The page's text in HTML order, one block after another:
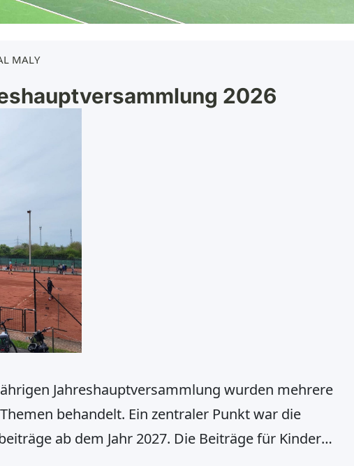
MALY
2026
Jahreshauptversammlung wurden mehrere
behandelt. Ein zentraler Punkt war die
ab dem Jahr 2027. Die Beiträge für Kinder